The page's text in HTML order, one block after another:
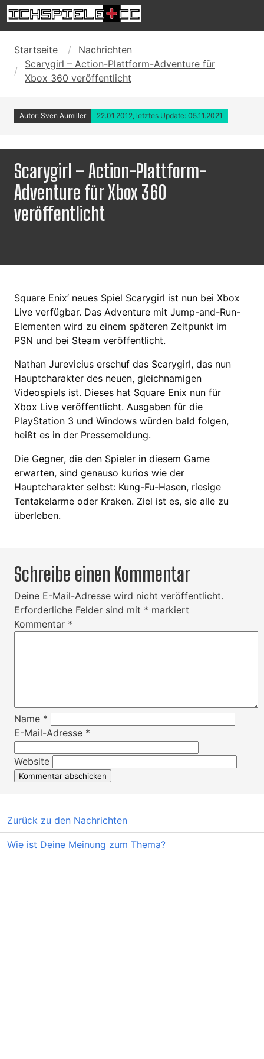
Startseite
Nachrichten
Scarygirl – Action-Plattform-Adventure für
Xbox 360 veröffentlicht
Autor: Sven Aumiller 22.01.2012, letztes Update: 05.11.2021
Scarygirl – Action-Plattform-
Adventure für Xbox 360
veröffentlicht
Square Enix‘ neues Spiel Scarygirl ist nun bei Xbox
Live verfügbar. Das Adventure mit Jump-and-Run-
Elementen wird zu einem späteren Zeitpunkt im
PSN und bei Steam veröffentlicht.
Nathan Jurevicius erschuf das Scarygirl, das nun
Hauptcharakter des neuen, gleichnamigen
Videospiels ist. Dieses hat Square Enix nun für
Xbox Live veröffentlicht. Ausgaben für die
PlayStation 3 und Windows würden bald folgen,
heißt es in der Pressemeldung.
Die Gegner, die den Spieler in diesem Game
erwarten, sind genauso kurios wie der
Hauptcharakter selbst: Kung-Fu-Hasen, riesige
Tentakelarme oder Kraken. Ziel ist es, sie alle zu
überleben.
Schreibe einen Kommentar
Deine E-Mail-Adresse wird nicht veröffentlicht.
Erforderliche Felder sind mit * markiert
Kommentar *
Name *
E-Mail-Adresse *
Website
Zurück zu den Nachrichten
Wie ist Deine Meinung zum Thema?